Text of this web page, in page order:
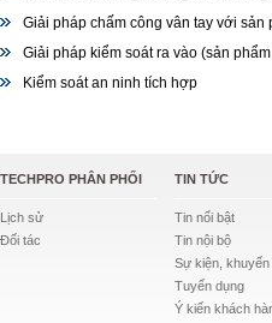
Giải pháp chấm công vân tay với sản
Giải pháp kiểm soát ra vào (sản
Kiểm soát an ninh tích hợp
TECHPRO PHÂN PHỐI
Lịch sử
Đối tác
TIN TỨC
Tin nổi bật
Tin nội bộ
Sự kiện, khuyến
Tuyển dụng
Ý kiến khách